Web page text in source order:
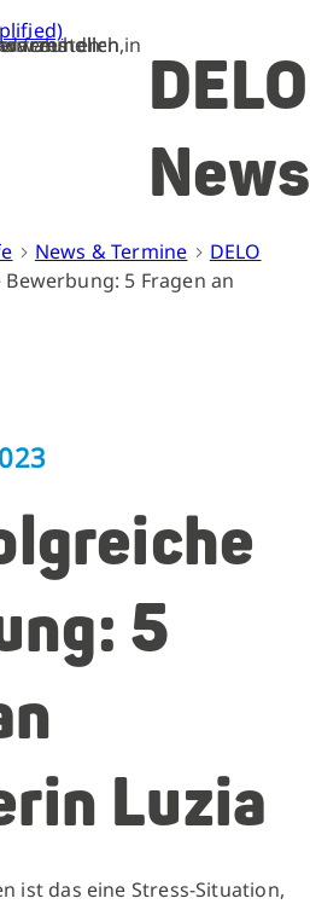
DELO
News
News & Termine
DELO
5 Fragen an
5
Luzia
ist das eine Stress-Situation,